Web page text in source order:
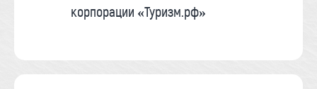
корпорации «Туризм.рф»